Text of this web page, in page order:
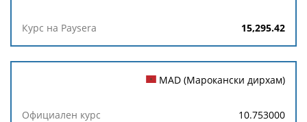
15,295.42
MAD (Марокански дирхам)
10.753000